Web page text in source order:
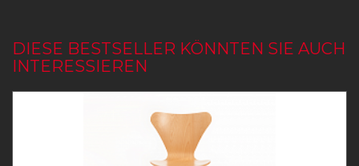
DIESE BESTSELLER KÖNNTEN SIE AUCH
INTERESSIEREN